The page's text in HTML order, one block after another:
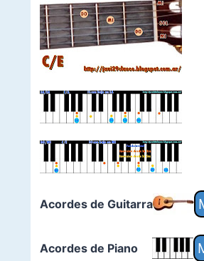
Acordes de Guitarra
Acordes de Piano